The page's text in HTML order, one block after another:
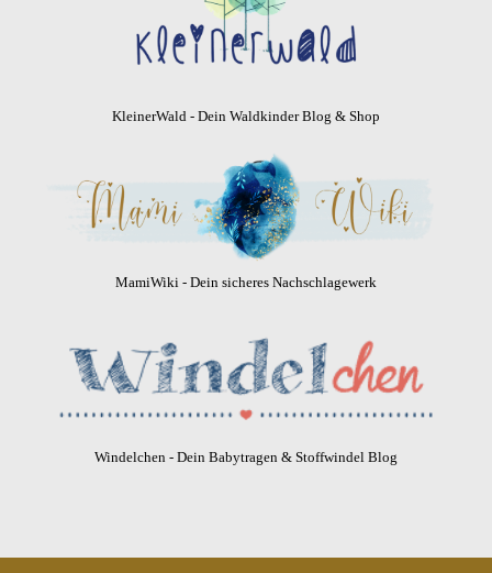
KleinerWald - Dein Waldkinder Blog & Shop
MamiWiki - Dein sicheres Nachschlagewerk
Windelchen - Dein Babytragen & Stoffwindel Blog